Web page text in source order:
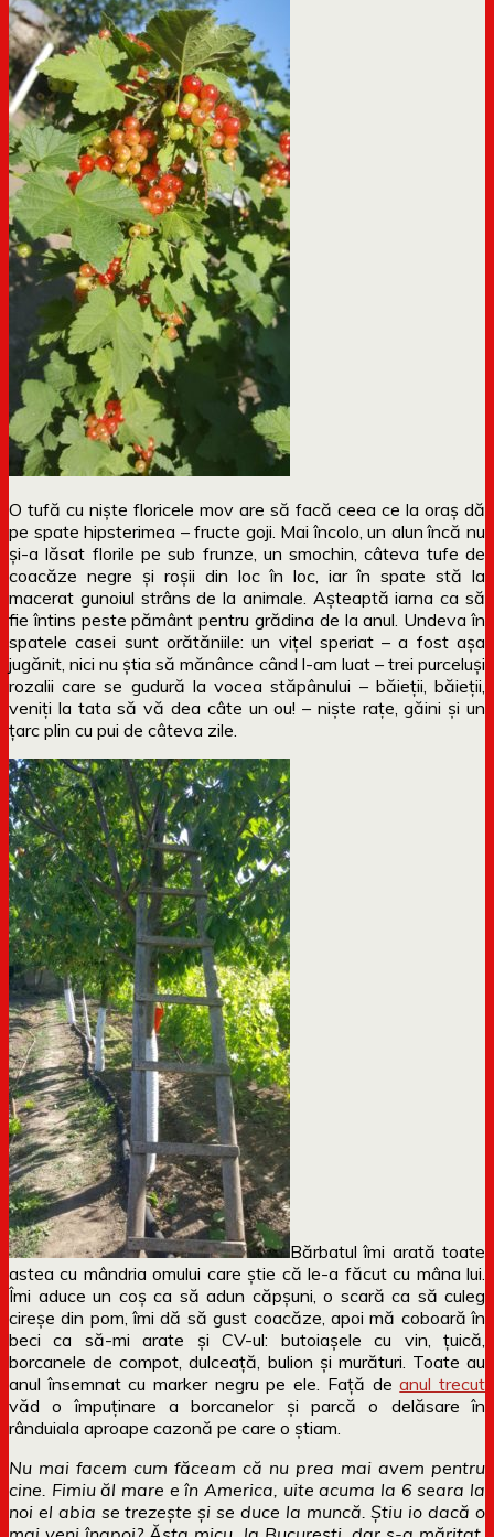
O tufă cu niște floricele mov are să facă ceea ce la oraș dă
pe spate hipsterimea – fructe goji. Mai încolo, un alun încă nu
și-a lăsat florile pe sub frunze, un smochin, câteva tufe de
coacăze negre și roșii din loc în loc, iar în spate stă la
macerat gunoiul strâns de la animale. Așteaptă iarna ca să
fie întins peste pământ pentru grădina de la anul. Undeva în
spatele casei sunt orătăniile: un vițel speriat – a fost așa
jugănit, nici nu știa să mănânce când l-am luat – trei purceluși
rozalii care se gudură la vocea stăpânului – băieții, băieții,
veniți la tata să vă dea câte un ou! – niște rațe, găini și un
țarc plin cu pui de câteva zile.
Bărbatul îmi arată toate
astea cu mândria omului care știe că le-a făcut cu mâna lui.
Îmi aduce un coș ca să adun căpșuni, o scară ca să culeg
cireșe din pom, îmi dă să gust coacăze, apoi mă coboară în
beci ca să-mi arate și CV-ul: butoiașele cu vin, țuică,
borcanele de compot, dulceață, bulion și murături. Toate au
anul însemnat cu marker negru pe ele. Față deanul trecut
văd o împuținare a borcanelor și parcă o delăsare în
rânduiala aproape cazonă pe care o știam.
Nu mai facem cum făceam că nu prea mai avem pentru
cine. Fimiu ăl mare e în America, uite acuma la 6 seara la
noi el abia se trezește și se duce la muncă. Știu io dacă o